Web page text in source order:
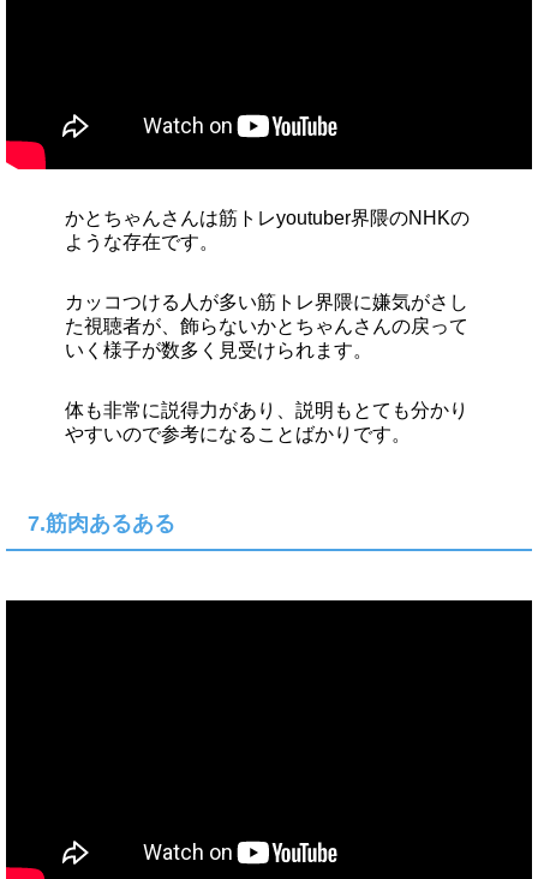
かとちゃんさんは筋トレyoutuber界隈のNHKの
ような存在です。
カッコつける人が多い筋トレ界隈に嫌気がさし
た視聴者が、飾らないかとちゃんさんの戻って
いく様子が数多く見受けられます。
体も非常に説得力があり、説明もとても分かり
やすいので参考になることばかりです。
7.筋肉あるある